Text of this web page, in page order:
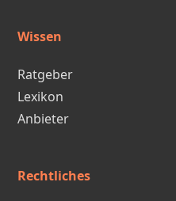
Wissen
Ratgeber
Lexikon
Anbieter
Rechtliches